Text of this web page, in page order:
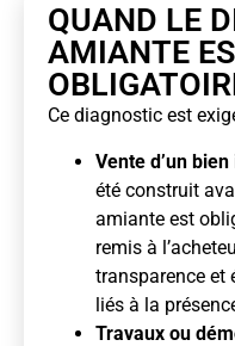
QUAND LE
AMIANTE
Ce diagnostic est
Vente d’un
été construit
amiante est
remis à
transparence et
liés à la
Travaux ou